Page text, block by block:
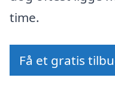
time.
Få et gratis